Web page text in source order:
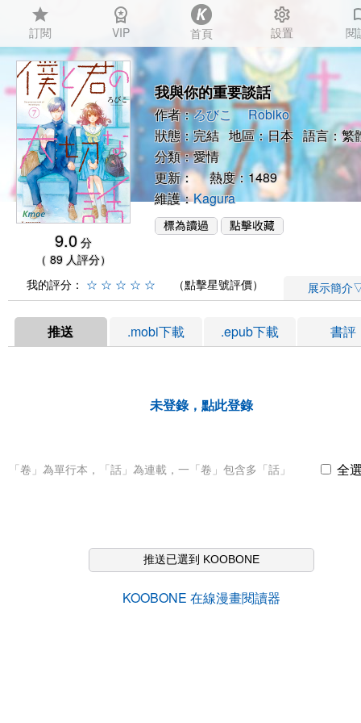
star
訂閱
workspace_premium
VIP 首頁
settings
設置 閱
9.0 分
（ 89 人評分）
我與你的重要談話
作者：ろびこ
Robiko
狀態：完結 地區：日本 語言：繁
分類：愛情
更新： 熱度：1489
維護：Kagura
我的評分： ☆ ☆ ☆ ☆ ☆ （點擊星號評價） 展示簡介
推送 .mobi下載 .epub下載 書評
未登錄，點此登錄
「卷」為單行本，「話」為連載，一「卷」包含多「話」 全
推送已選到 KOOBONE
KOOBONE 在線漫畫閱讀器